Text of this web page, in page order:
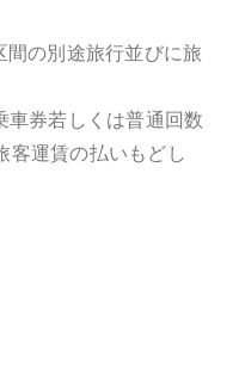
の別途旅行並びに旅
券若しくは普通回数
客運賃の払いもどし